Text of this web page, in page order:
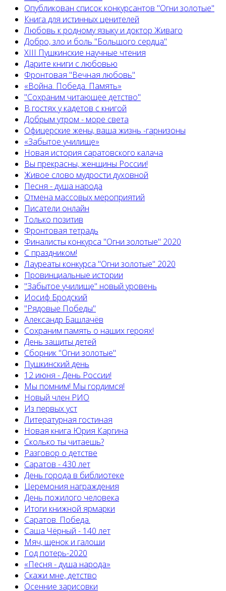
Опубликован список конкурсантов "Огни золотые"
Книга для истинных ценителей
Любовь к родному языку и доктор Живаго
Добро, зло и боль "Большого сердца"
XIII Пушкинские научные чтения
Дарите книги с любовью
Фронтовая "Вечная любовь"
«Война. Победа. Память»
"Сохраним читающее детство"
В гостях у кадетов с книгой
Добрым утром - море света
Офицерские жены, ваша жизнь -гарнизоны
«Забытое училище»
Новая история саратовского калача
Вы прекрасны, женщины России!
Живое слово мудрости духовной
Песня - душа народа
Отмена массовых мероприятий
Писатели онлайн
Только позитив
Фронтовая тетрадь
Финалисты конкурса "Огни золотые" 2020
С праздником!
Лауреаты конкурса "Огни золотые" 2020
Провинциальные истории
"Забытое училище" новый уровень
Иосиф Бродский
"Рядовые Победы"
Александр Башлачёв
Сохраним память о наших героях!
День защиты детей
Сборник "Огни золотые"
Пушкинский день
12 июня - День России!
Мы помним! Мы гордимся!
Новый член РИО
Из первых уст
Литературная гостиная
Новая книга Юрия Каргина
Сколько ты читаешь?
Разговор о детстве
Саратов - 430 лет
День города в библиотеке
Церемония награждения
День пожилого человека
Итоги книжной ярмарки
Саратов. Победа.
Саша Чёрный - 140 лет
Мяч, щенок и галоши
Год потерь-2020
«Песня - душа народа»
Скажи мне, детство
Осенние зарисовки